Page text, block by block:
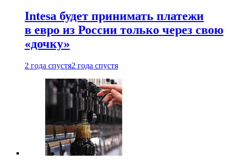
Intesa будет принимать платежи
в евро из России только через свою
«дочку»
2 года спустя2 года спустя